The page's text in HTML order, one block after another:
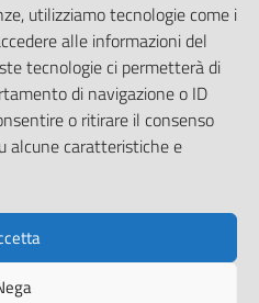
utilizziamo tecnologie come i
alle informazioni del
tecnologie ci permetterà di
di navigazione o ID
o ritirare il consenso
alcune caratteristiche e